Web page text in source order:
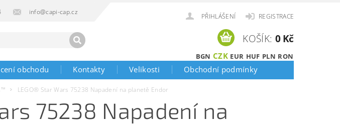
info@capi-cap.cz
PŘIHLÁŠENÍ REGISTRACE
BGN CZK EUR HUF PLN RON
KOŠÍK: 0 Kč
obchodu Kontakty Velikosti Obchodní podmínky
LEGO® Star Wars 75238 Napadení na planetě Endor
75238 Napadení na